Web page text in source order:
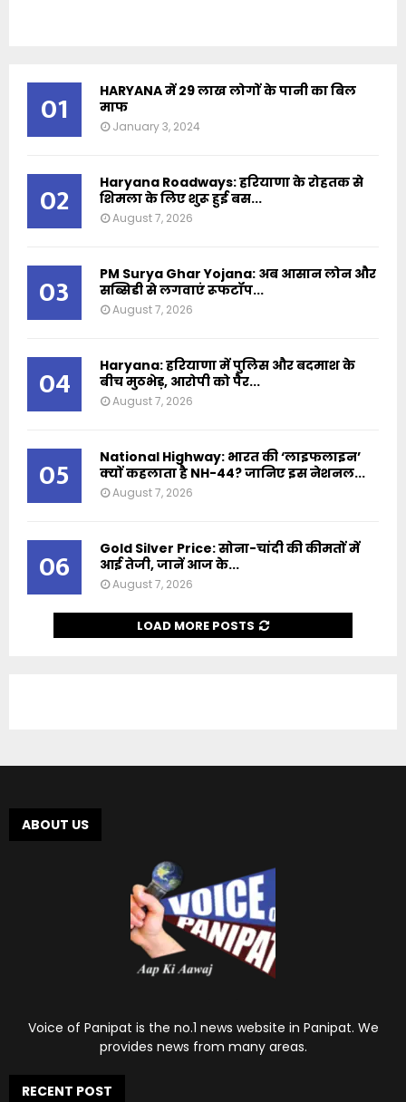
01
HARYANA में 29 लाख लोगों के पानी का बिल
माफ
January 3, 2024
02
Haryana Roadways: हरियाणा के रोहतक से
शिमला के लिए शुरू हुई बस...
August 7, 2026
03
PM Surya Ghar Yojana: अब आसान लोन और
सब्सिडी से लगवाएं रूफटॉप...
August 7, 2026
04
Haryana: हरियाणा में पुलिस और बदमाश के
बीच मुठभेड़, आरोपी को पैर...
August 7, 2026
05
National Highway: भारत की ‘लाइफलाइन’
क्यों कहलाता है NH-44? जानिए इस नेशनल...
August 7, 2026
06
Gold Silver Price: सोना-चांदी की कीमतों में
आई तेजी, जानें आज के...
August 7, 2026
LOAD MORE POSTS
ABOUT US
Voice of Panipat is the no.1 news website in Panipat. We
provides news from many areas.
RECENT POST